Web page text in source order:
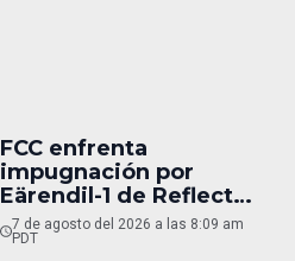
FCC enfrenta
impugnación por
Eärendil-1 de Reflect
Orbital
7 de agosto del 2026 a las 8:09 am
PDT